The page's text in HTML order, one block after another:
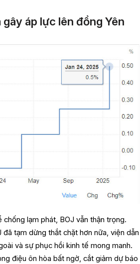
áp lực lên đồng Yên
lạm phát, BOJ vẫn thận trọng.
tạm dừng thắt chặt hơn nữa, viện dẫn
và sự phục hồi kinh tế mong manh.
điệu ôn hòa bất ngờ, cắt giảm dự báo